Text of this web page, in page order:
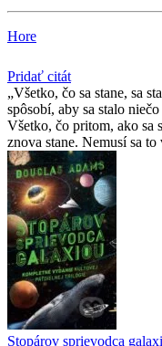
Hore
Pridať citát
Všetko, čo sa stane, sa
spôsobí, aby sa stalo
Všetko, čo pritom, ako sa
znova stane. Nemusí sa
Stopárov sprievodca